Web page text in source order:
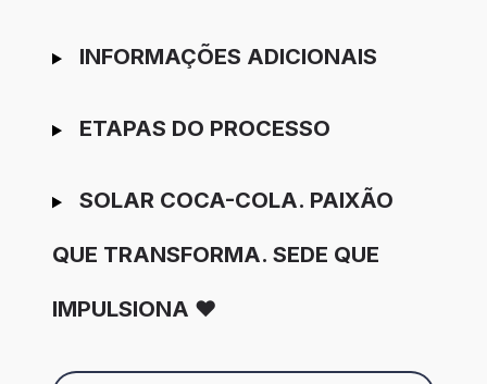
INFORMAÇÕES ADICIONAIS
ETAPAS DO PROCESSO
SOLAR COCA-COLA. PAIXÃO
QUE TRANSFORMA. SEDE QUE
IMPULSIONA ❤️